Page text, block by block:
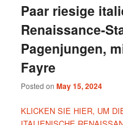
content
content
Paar riesige
Renaissance-
Pagenjungen,
Fayre
Posted onMay 15, 2024
KLICKEN SIE HIER, UM